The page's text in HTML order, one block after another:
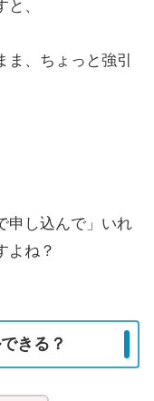
、
ま、ちょっと強引
申し込んで」いれ
よね？
きる？